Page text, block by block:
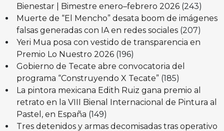
Bienestar | Bimestre enero–febrero 2026 (243)
Muerte de “El Mencho” desata boom de imágenes
falsas generadas con IA en redes sociales (207)
Yeri Mua posa con vestido de transparencia en
Premio Lo Nuestro 2026 (196)
Gobierno de Tecate abre convocatoria del
programa “Construyendo X Tecate” (185)
La pintora mexicana Edith Ruiz gana premio al
retrato en la VIII Bienal Internacional de Pintura al
Pastel, en España (149)
Tres detenidos y armas decomisadas tras operativo